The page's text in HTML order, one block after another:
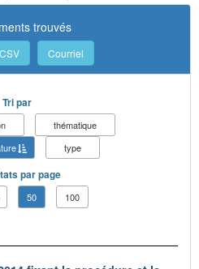
trouvés
CSV Courriel
Tri par
thématique
type
par page
50 100